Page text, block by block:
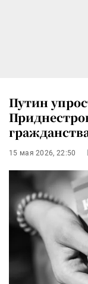
Путин
15 мая 2026, 22:50